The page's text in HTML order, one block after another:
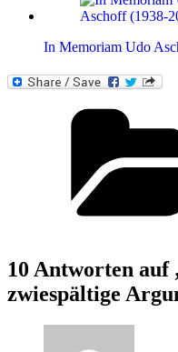
In Memoriam Udo
10 Antworten auf
zwiespältige